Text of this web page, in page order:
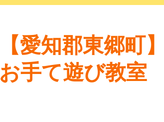
【愛知郡東郷町
お手て遊び教室